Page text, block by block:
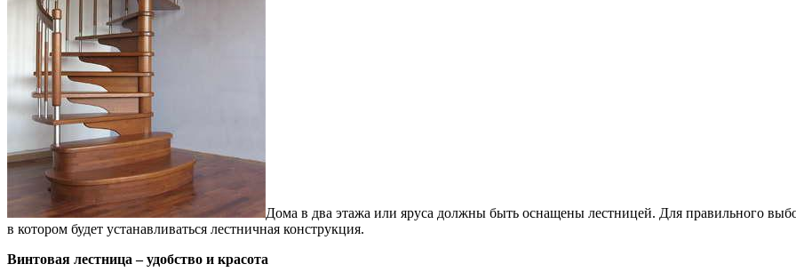
Дома в два этажа или яруса должны быть оснащены лестницей. Для правильного
в котором будет устанавливаться лестничная конструкция.
Винтовая лестница – удобство и красота